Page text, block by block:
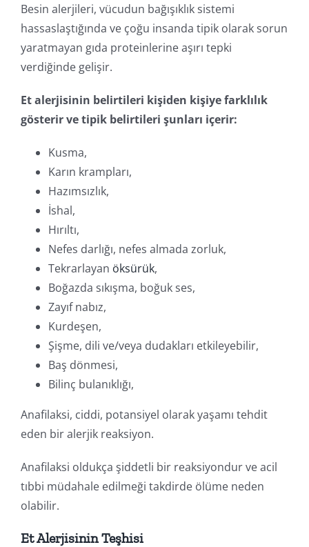
Besin alerjileri, vücudun bağışıklık sistemi
hassaslaştığında ve çoğu insanda tipik olarak sorun
yaratmayan gıda proteinlerine aşırı tepki
verdiğinde gelişir.
Et alerjisinin belirtileri kişiden kişiye farklılık
gösterir ve tipik belirtileri şunları içerir:
Kusma,
Karın krampları,
Hazımsızlık,
İshal,
Hırıltı,
Nefes darlığı, nefes almada zorluk,
Tekrarlayan öksürük,
Boğazda sıkışma, boğuk ses,
Zayıf nabız,
Kurdeşen,
Şişme, dili ve/veya dudakları etkileyebilir,
Baş dönmesi,
Bilinç bulanıklığı,
Anafilaksi, ciddi, potansiyel olarak yaşamı tehdit
eden bir alerjik reaksiyon.
Anafilaksi oldukça şiddetli bir reaksiyondur ve acil
tıbbi müdahale edilmeği takdirde ölüme neden
olabilir.
Et Alerjisinin Teşhisi